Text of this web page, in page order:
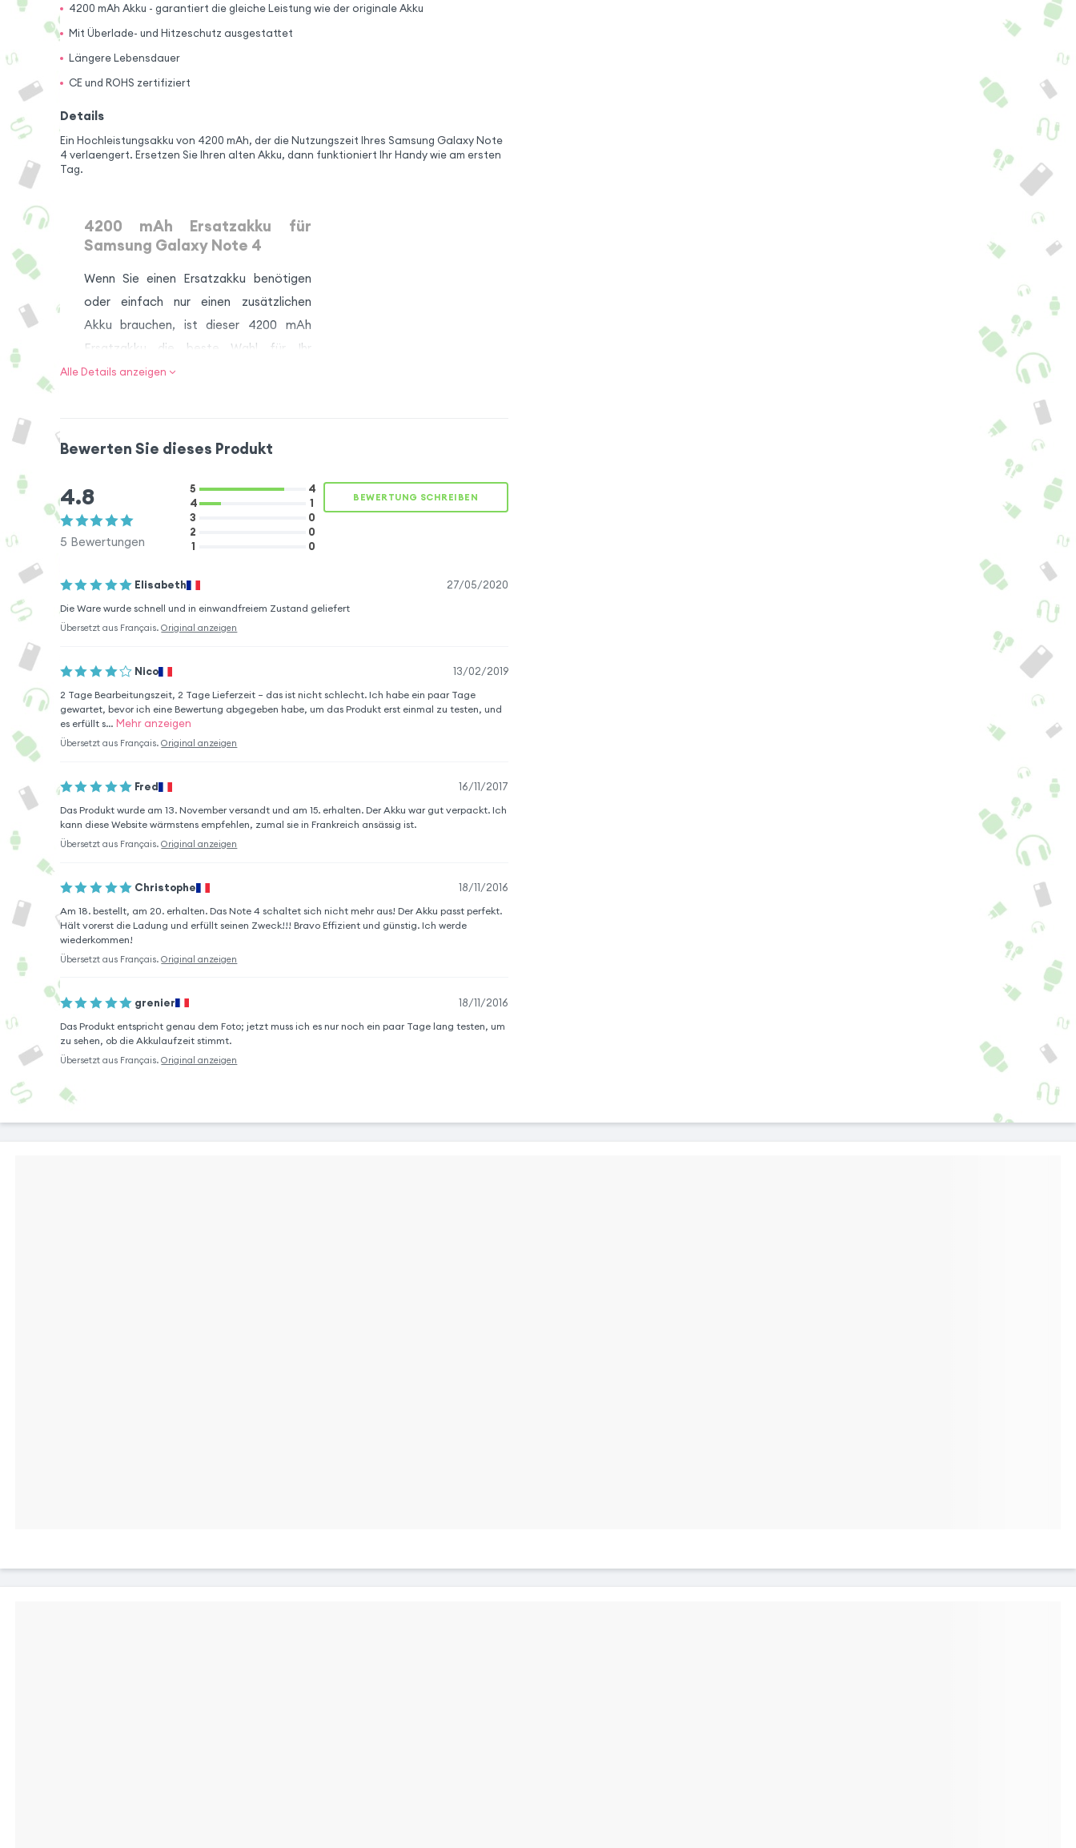
4200 mAh Akku - garantiert die gleiche Leistung wie der originale Akku
Mit Überlade- und Hitzeschutz ausgestattet
Längere Lebensdauer
CE und ROHS zertifiziert
Details
Ein Hochleistungsakku von 4200 mAh, der die Nutzungszeit Ihres Samsung Galaxy Note
4 verlaengert. Ersetzen Sie Ihren alten Akku, dann funktioniert Ihr Handy wie am ersten
Tag.
4200 mAh Ersatzakku für
Samsung Galaxy Note 4
Wenn Sie einen Ersatzakku benötigen
oder einfach nur einen zusätzlichen
Akku brauchen, ist dieser 4200 mAh
Ersatzakku die beste Wahl für Ihr
Samsung Galaxy Note 4. Ersetzen Sie
Ihr Smartphone wie am ersten Tag.
Dieser Akku garantiert die gleiche
Leistung wie der originale Samsung
Galaxy Note 4 Akku. Auf diese Weise
Funktionen Ihres Smartphones irgendwo
zu benutzen.
Alle Details anzeigen
Bewerten Sie dieses Produkt
4.8
5 Bewertungen
5
4
4
1
3
0
2
0
1
0
BEWERTUNG SCHREIBEN
Elisabeth 27/05/2020
Die Ware wurde schnell und in einwandfreiem Zustand geliefert
Übersetzt aus Français. Original anzeigen
Nico 13/02/2019
2 Tage Bearbeitungszeit, 2 Tage Lieferzeit – das ist nicht schlecht. Ich habe ein paar Tage
gewartet, bevor ich eine Bewertung abgegeben habe, um das Produkt erst einmal zu testen, und
es erfüllt s... Mehr anzeigen
Übersetzt aus Français. Original anzeigen
Fred 16/11/2017
Das Produkt wurde am 13. November versandt und am 15. erhalten. Der Akku war gut verpackt. Ich
kann diese Website wärmstens empfehlen, zumal sie in Frankreich ansässig ist.
Übersetzt aus Français. Original anzeigen
Christophe 18/11/2016
Am 18. bestellt, am 20. erhalten. Das Note 4 schaltet sich nicht mehr aus! Der Akku passt perfekt.
Hält vorerst die Ladung und erfüllt seinen Zweck!!! Bravo Effizient und günstig. Ich werde
wiederkommen!
Übersetzt aus Français. Original anzeigen
grenier 18/11/2016
Das Produkt entspricht genau dem Foto; jetzt muss ich es nur noch ein paar Tage lang testen, um
zu sehen, ob die Akkulaufzeit stimmt.
Übersetzt aus Français. Original anzeigen